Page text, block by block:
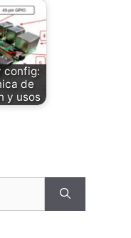
config:
de
y usos